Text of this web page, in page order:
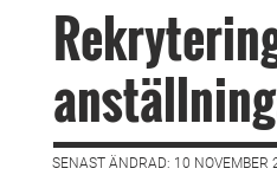
SENAST ÄNDRAD: 10 NOVEMBER